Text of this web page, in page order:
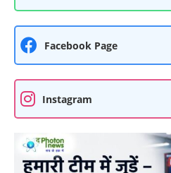
Facebook Page
Instagram